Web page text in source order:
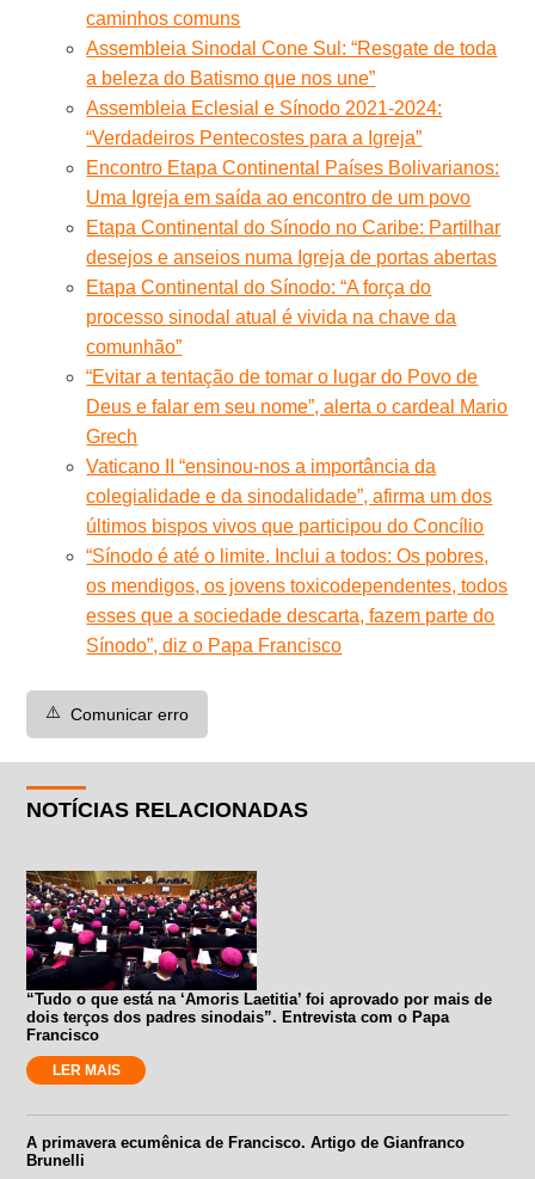
caminhos comuns
Assembleia Sinodal Cone Sul: “Resgate de toda
a beleza do Batismo que nos une”
Assembleia Eclesial e Sínodo 2021-2024:
“Verdadeiros Pentecostes para a Igreja”
Encontro Etapa Continental Países Bolivarianos:
Uma Igreja em saída ao encontro de um povo
Etapa Continental do Sínodo no Caribe: Partilhar
desejos e anseios numa Igreja de portas abertas
Etapa Continental do Sínodo: “A força do
processo sinodal atual é vivida na chave da
comunhão”
“Evitar a tentação de tomar o lugar do Povo de
Deus e falar em seu nome”, alerta o cardeal Mario
Grech
Vaticano II “ensinou-nos a importância da
colegialidade e da sinodalidade”, afirma um dos
últimos bispos vivos que participou do Concílio
“Sínodo é até o limite. Inclui a todos: Os pobres,
os mendigos, os jovens toxicodependentes, todos
esses que a sociedade descarta, fazem parte do
Sínodo”, diz o Papa Francisco
⚠️ Comunicar erro
NOTÍCIAS RELACIONADAS
“Tudo o que está na ‘Amoris Laetitia’ foi aprovado por mais de
dois terços dos padres sinodais”. Entrevista com o Papa
Francisco
LER MAIS
A primavera ecumênica de Francisco. Artigo de Gianfranco
Brunelli